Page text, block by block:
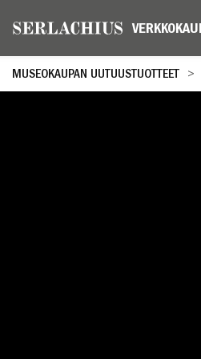
MUSEOKAUPAN UUTUUSTUOTTEET